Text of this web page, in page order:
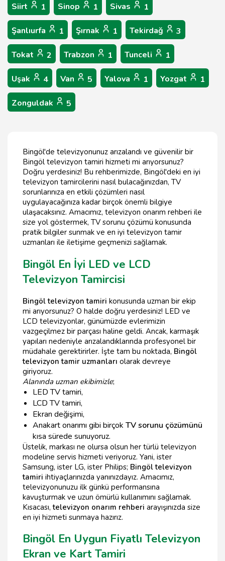
Siirt 1 Sinop 1 Sivas 1
Şanlıurfa 1 Şırnak 1 Tekirdağ 3
Tokat 2 Trabzon 1 Tunceli 1
Uşak 4 Van 5 Yalova 1 Yozgat 1
Zonguldak 5
Bingöl'de televizyonunuz arızalandı ve güvenilir bir
Bingöl televizyon tamiri hizmeti mi arıyorsunuz?
Doğru yerdesiniz! Bu rehberimizde, Bingöl'deki en iyi
televizyon tamircilerini nasıl bulacağınızdan, TV
sorunlarınıza en etkili çözümleri nasıl
uygulayacağınıza kadar birçok önemli bilgiye
ulaşacaksınız. Amacımız, televizyon onarım rehberi ile
size yol göstermek, TV sorunu çözümü konusunda
pratik bilgiler sunmak ve en iyi televizyon tamir
uzmanları ile iletişime geçmenizi sağlamak.
Bingöl En İyi LED ve LCD
Televizyon Tamircisi
Bingöl televizyon tamiri konusunda uzman bir ekip
mi arıyorsunuz? O halde doğru yerdesiniz! LED ve
LCD televizyonlar, günümüzde evlerimizin
vazgeçilmez bir parçası haline geldi. Ancak, karmaşık
yapıları nedeniyle arızalandıklarında profesyonel bir
müdahale gerektirirler. İşte tam bu noktada, Bingöl
televizyon tamir uzmanları olarak devreye
giriyoruz.
Alanında uzman ekibimizle;
LED TV tamiri,
LCD TV tamiri,
Ekran değişimi,
Anakart onarımı gibi birçok TV sorunu çözümünü
kısa sürede sunuyoruz.
Üstelik, markası ne olursa olsun her türlü televizyon
modeline servis hizmeti veriyoruz. Yani, ister
Samsung, ister LG, ister Philips; Bingöl televizyon
tamiri ihtiyaçlarınızda yanınızdayız. Amacımız,
televizyonunuzu ilk günkü performansına
kavuşturmak ve uzun ömürlü kullanımını sağlamak.
Kısacası,televizyon onarım rehberi arayışınızda size
en iyi hizmeti sunmaya hazırız.
Bingöl En Uygun Fiyatlı Televizyon
Ekran ve Kart Tamiri